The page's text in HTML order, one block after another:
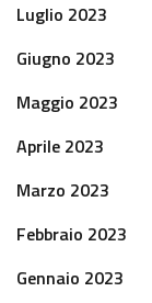
Luglio 2023
Giugno 2023
Maggio 2023
Aprile 2023
Marzo 2023
Febbraio 2023
Gennaio 2023